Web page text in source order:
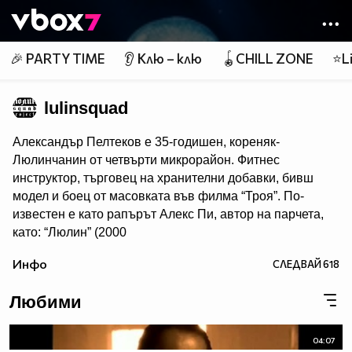
👾
🎉 PARTY TIME 👂 Клю – клю 🪀CHILL ZONE
lulinsquad
Александър Пелтеков е 35-годишен, кореняк-
Люлинчанин от четвърти микрорайон. Фитнес
инструктор, търговец на хранителни добавки, бивш
модел и боец от масовката във филма “Троя”. По-
известен е като рапърът Алекс Пи, автор на парчета,
като: “Люлин” (2000
(2011), "Бенефиза"(2012), "Белучи"
Александър Атанасов Пелтеков или най-добре Сандо,
както е известен на всички в квартала се крие зад така
Инфо СЛЕДВАЙ618
Любими
04:07